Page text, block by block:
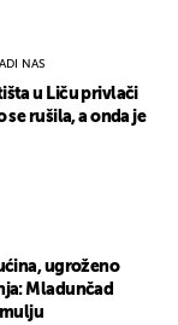
NAS
u Liču privlači
rušila, a onda je
ugroženo
Mladunčad